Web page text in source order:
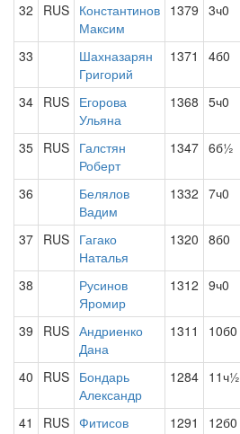
32 RUS Константинов
Максим
1379 3ч0
33
Шахназарян
Григорий
1371 4б0
34 RUS Егорова
Ульяна
1368 5ч0
35 RUS Галстян
Роберт
1347 6б½
36
Белялов
Вадим
1332 7ч0
37 RUS Гагако
Наталья
1320 8б0
38
Русинов
Яромир
1312 9ч0
39 RUS Андриенко
Дана
1311 10б0
40 RUS Бондарь
Александр
1284 11ч½
41 RUS Фитисов
1291 12б0